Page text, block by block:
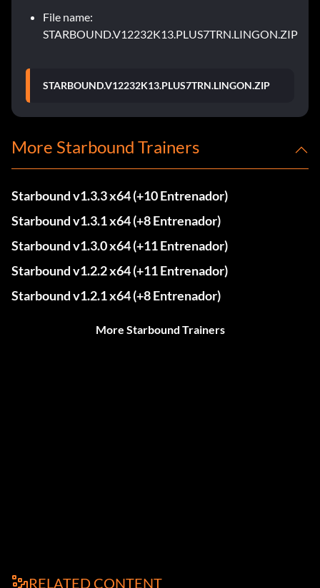
File name:
STARBOUND.V12232K13.PLUS7TRN.LINGON.ZIP
STARBOUND.V12232K13.PLUS7TRN.LINGON.ZIP
More Starbound Trainers
Starbound v1.3.3 x64 (+10 Entrenador)
Starbound v1.3.1 x64 (+8 Entrenador)
Starbound v1.3.0 x64 (+11 Entrenador)
Starbound v1.2.2 x64 (+11 Entrenador)
Starbound v1.2.1 x64 (+8 Entrenador)
More Starbound Trainers
RELATED CONTENT